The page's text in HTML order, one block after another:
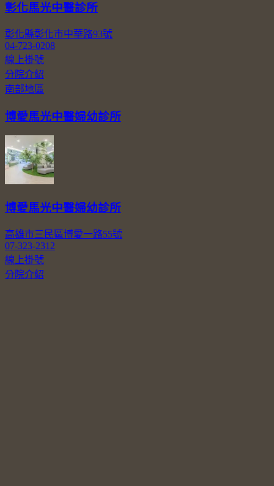
彰化馬光中醫診所
彰化縣彰化市中華路93號
04-723-0208
線上掛號
分院介紹
南部地區
博愛馬光中醫婦幼診所
博愛馬光中醫婦幼診所
高雄市三民區博愛一路55號
07-323-2312
線上掛號
分院介紹